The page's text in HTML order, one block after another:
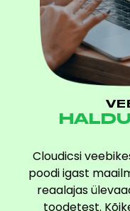
Cloudicsi
poodi igast
reaalajas
toodetest.